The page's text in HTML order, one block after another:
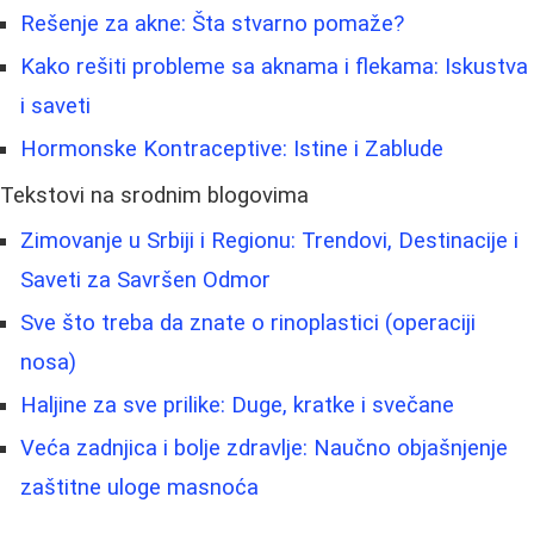
Rešenje za akne: Šta stvarno pomaže?
Kako rešiti probleme sa aknama i flekama: Iskustva
i saveti
Hormonske Kontraceptive: Istine i Zablude
Tekstovi na srodnim blogovima
Zimovanje u Srbiji i Regionu: Trendovi, Destinacije i
Saveti za Savršen Odmor
Sve što treba da znate o rinoplastici (operaciji
nosa)
Haljine za sve prilike: Duge, kratke i svečane
Veća zadnjica i bolje zdravlje: Naučno objašnjenje
zaštitne uloge masnoća